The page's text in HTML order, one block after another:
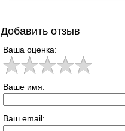
Добавить отзыв
Ваша оценка:
Ваше имя:
Ваш email: